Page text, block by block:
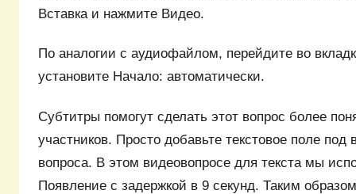
Вставка и нажмите Видео.
По аналогии с аудиофайлом, перейдите во
установите Начало: автоматически.
Субтитры помогут сделать этот вопрос более
участников. Просто добавьте текстовое поле под
вопроса. В этом видеовопросе для текста мы
Появление с задержкой в 9 секунд. Таким